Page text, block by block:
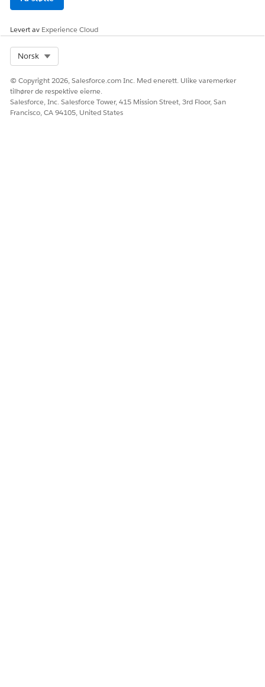
Levert av Experience Cloud
Norsk
© Copyright 2026, Salesforce.com Inc. Med enerett. Ulike varemerker
tilhører de respektive eierne.
Salesforce, Inc. Salesforce Tower, 415 Mission Street, 3rd Floor, San
Francisco, CA 94105, United States